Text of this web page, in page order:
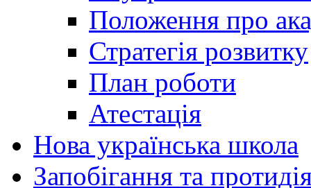
Положення про
Стратегія розвитку
План роботи
Атестація
Нова українська школа
Запобігання та